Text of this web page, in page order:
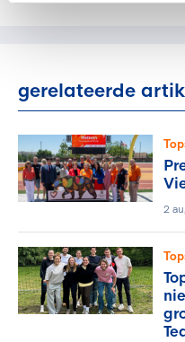
gerelateerde
2